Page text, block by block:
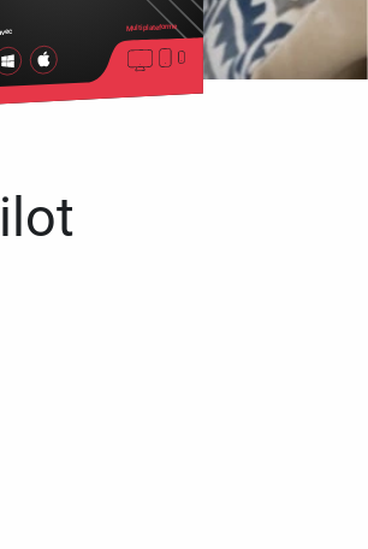
Multiplateforme